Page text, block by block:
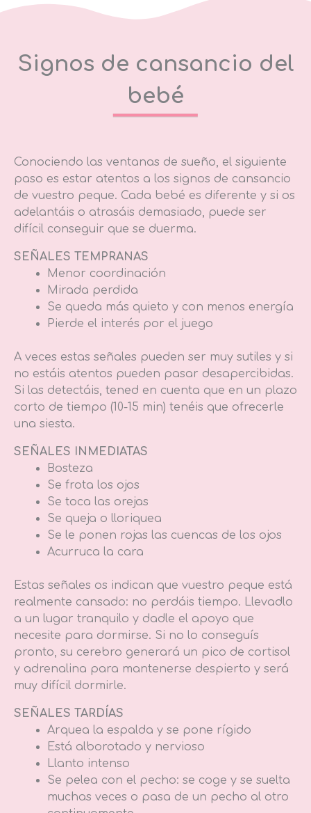
Signos de cansancio del
bebé
Conociendo las ventanas de sueño, el siguiente
paso es estar atentos a los signos de cansancio
de vuestro peque. Cada bebé es diferente y si os
adelantáis o atrasáis demasiado, puede ser
difícil conseguir que se duerma.
SEÑALES TEMPRANAS
Menor coordinación
Mirada perdida
Se queda más quieto y con menos energía
Pierde el interés por el juego
A veces estas señales pueden ser muy sutiles y si
no estáis atentos pueden pasar desapercibidas.
Si las detectáis, tened en cuenta que en un plazo
corto de tiempo (10-15 min) tenéis que ofrecerle
una siesta.
SEÑALES INMEDIATAS
Bosteza
Se frota los ojos
Se toca las orejas
Se queja o lloriquea
Se le ponen rojas las cuencas de los ojos
Acurruca la cara
Estas señales os indican que vuestro peque está
realmente cansado: no perdáis tiempo. Llevadlo
a un lugar tranquilo y dadle el apoyo que
necesite para dormirse. Si no lo conseguís
pronto, su cerebro generará un pico de cortisol
y adrenalina para mantenerse despierto y será
muy difícil dormirle.
SEÑALES TARDÍAS
Arquea la espalda y se pone rígido
Está alborotado y nervioso
Llanto intenso
Se pelea con el pecho: se coge y se suelta
muchas veces o pasa de un pecho al otro